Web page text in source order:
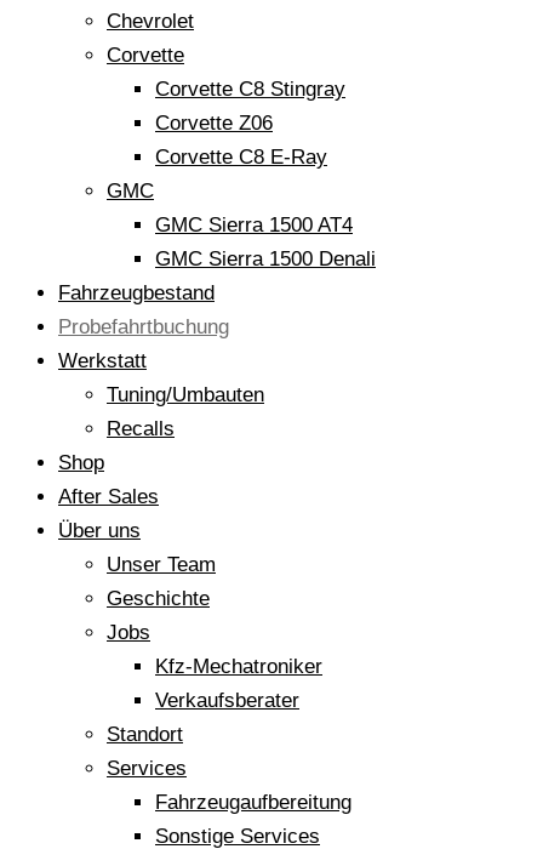
Chevrolet
Corvette
Corvette C8 Stingray
Corvette Z06
Corvette C8 E-Ray
GMC
GMC Sierra 1500 AT4
GMC Sierra 1500 Denali
Fahrzeugbestand
Probefahrtbuchung
Werkstatt
Tuning/Umbauten
Recalls
Shop
After Sales
Über uns
Unser Team
Geschichte
Jobs
Kfz-Mechatroniker
Verkaufsberater
Standort
Services
Fahrzeugaufbereitung
Sonstige Services